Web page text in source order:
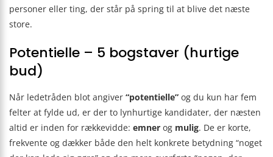
personer eller ting, der står på spring til at blive det næste
store.
Potentielle – 5 bogstaver (hurtige
bud)
Når ledetråden blot angiver “potentielle” og du kun har fem
felter at fylde ud, er der to lynhurtige kandidater, der næsten
altid er inden for rækkevidde: emner og mulig. De er korte,
frekvente og dækker både den helt konkrete betydning “noget